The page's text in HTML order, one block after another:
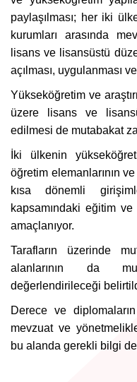
paylaşılması; her iki
kurumları arasında
lisans ve lisansüstü
açılması, uygulanması
Yükseköğretim ve
üzere lisans ve
edilmesi de mutabakat
İki ülkenin
öğretim elemanlarının
kısa dönemli
kapsamındaki eğitim
amaçlanıyor.
Tarafların üzerinde
alanlarının da
değerlendirileceği
Derece ve
mevzuat ve
bu alanda gerekli bilgi